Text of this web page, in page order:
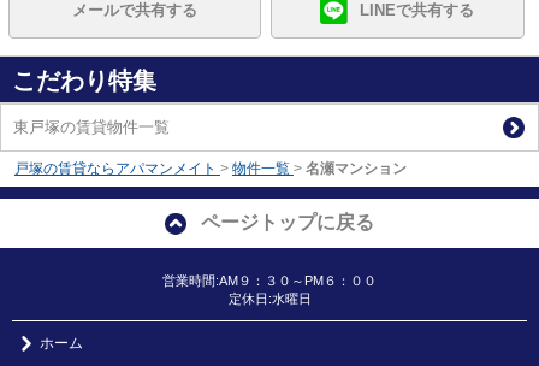
メールで共有する LINEで共有する
こだわり特集
東戸塚の賃貸物件一覧
戸塚の賃貸ならアパマンメイト > 物件一覧 > 名瀬マンション
ページトップに戻る
営業時間:AM９：３０～PM６：００
定休日:水曜日
ホーム